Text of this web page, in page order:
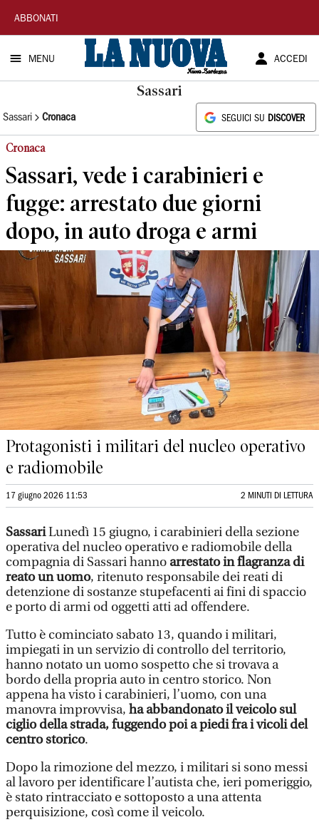
La
Nuova
Sardegna
ABBONATI
MENU ACCEDI
Sassari
Sassari Cronaca SEGUICI SU DISCOVER
Cronaca
Sassari, vede i carabinieri e
fugge: arrestato due giorni
dopo, in auto droga e armi
Protagonisti i militari del nucleo operativo
e radiomobile
17 giugno 2026 11:53 2 MINUTI DI LETTURA
SassariLunedì 15 giugno, i carabinieri della sezione
operativa del nucleo operativo e radiomobile della
compagnia di Sassari hanno arrestato in flagranza di
reato un uomo, ritenuto responsabile dei reati di
detenzione di sostanze stupefacenti ai fini di spaccio
e porto di armi od oggetti atti ad offendere.
Tutto è cominciato sabato 13, quando i militari,
impiegati in un servizio di controllo del territorio,
hanno notato un uomo sospetto che si trovava a
bordo della propria auto in centro storico. Non
appena ha visto i carabinieri, l’uomo, con una
manovra improvvisa, ha abbandonato il veicolo sul
ciglio della strada, fuggendo poi a piedi fra i vicoli del
centro storico.
Dopo la rimozione del mezzo, i militari si sono messi
al lavoro per identificare l’autista che, ieri pomeriggio,
è stato rintracciato e sottoposto a una attenta
perquisizione, così come il veicolo.